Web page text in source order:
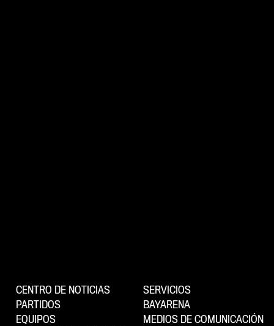
CENTRO DE NOTICIAS
PARTIDOS
EQUIPOS
SERVICIOS
BAYARENA
MEDIOS DE COMUNICACIÓN